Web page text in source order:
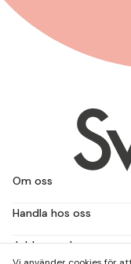
Om oss
Handla hos oss
Jobba med oss